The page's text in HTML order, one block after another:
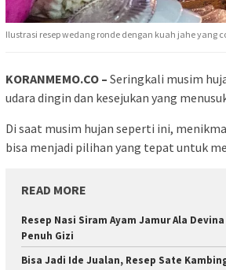
Ilustrasi resep wedang ronde dengan kuah jahe yang
KORANMEMO.CO – Seringkali musim
udara dingin dan kesejukan yang
Di saat musim hujan seperti ini,
bisa menjadi pilihan yang tepat untuk
READ MORE
Resep Nasi Siram Ayam Jamur Ala
Penuh Gizi
Bisa Jadi Ide Jualan, Resep Sate